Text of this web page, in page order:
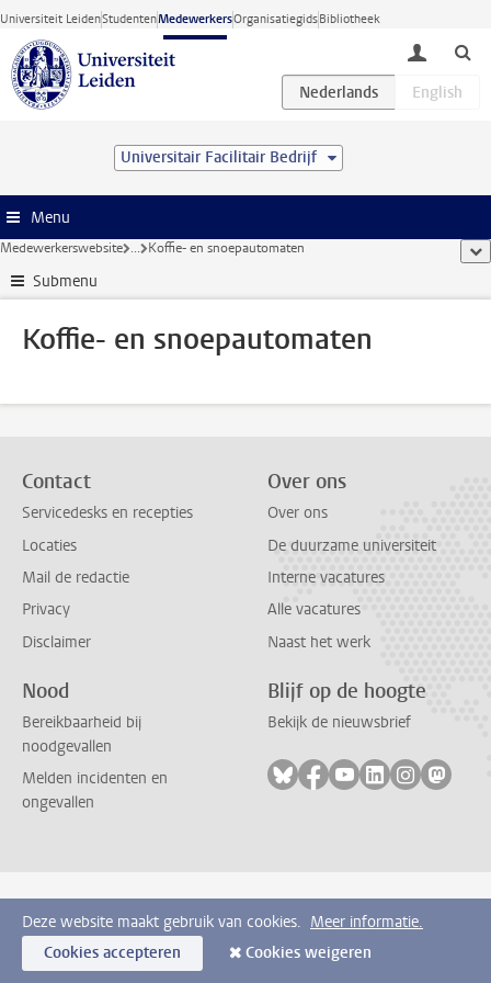
Ga direct naar de inhoud
Universiteit LeidenStudentenMedewerkersOrganisatiegidsBibliotheek
toggle
Universitair Facilitair Bedrijf
Menu
Medewerkerswebsite ... Koffie- en snoepautomaten
Submenu
Koffie- en snoepautomaten
Contact
Servicedesks en recepties
Locaties
Mail de redactie
Privacy
Disclaimer
Over ons
Over ons
De duurzame universiteit
Interne vacatures
Alle vacatures
Naast het werk
Nood
Bereikbaarheid bij
noodgevallen
Melden incidenten en
ongevallen
Blijf op de hoogte
Bekijk de nieuwsbrief
Volg ons op bluesky
Volg ons op facebook
Volg ons op
Volg ons op
Volg ons
Volg
Deze website maakt gebruik van cookies. Meer informatie.
Cookies accepteren
Cookies weigeren